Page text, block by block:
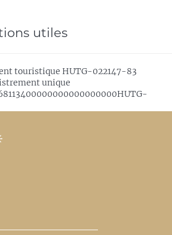
utiles
touristique HUTG-022147-83
unique